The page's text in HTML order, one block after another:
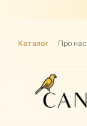
Каталог Про нас